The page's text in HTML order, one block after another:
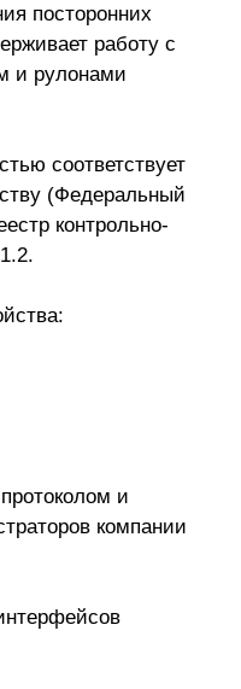
посторонних
работу с
и рулонами
соответствует
(Федеральный
контрольно-
и
компании